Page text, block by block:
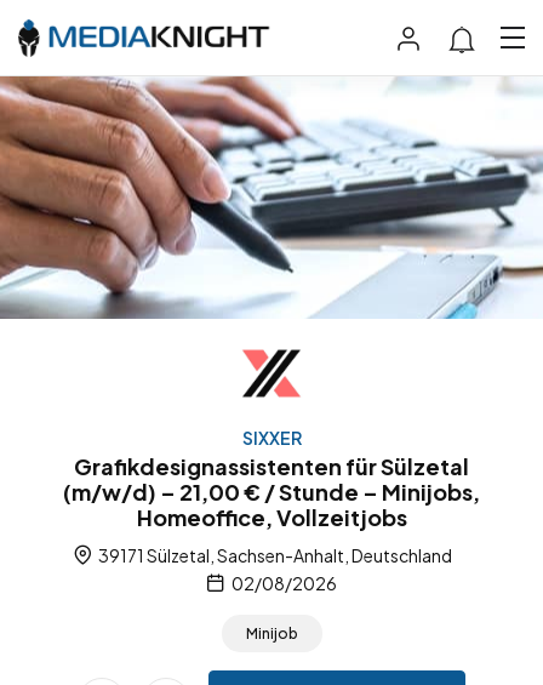
SIXXER
Grafikdesignassistenten für Sülzetal
(m/w/d) – 21,00 € / Stunde – Minijobs,
Homeoffice, Vollzeitjobs
39171 Sülzetal, Sachsen-Anhalt, Deutschland
02/08/2026
Minijob